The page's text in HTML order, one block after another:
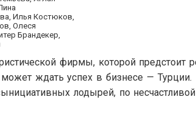
Илья Костюков,
Олеся
Брандекер,
фирмы, которой предстоит
ждать успех в бизнесе —
лодырей, по несчастливой